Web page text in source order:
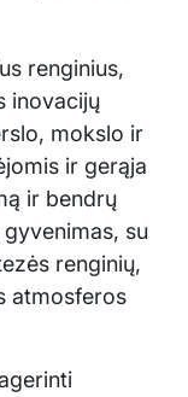
renginius,
inovacijų
mokslo ir
ir gerąja
ir bendrų
su
renginių,
atmosferos